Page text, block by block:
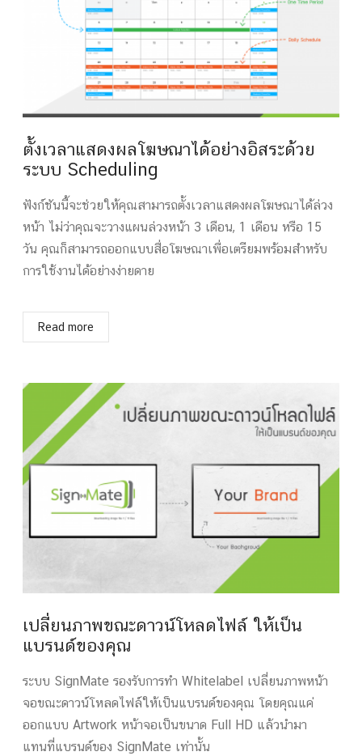
ตั้งเวลาแสดงผลโฆษณาได้อย่างอิสระด้วย
ระบบ Scheduling
ฟังก์ชันนี้จะช่วยให้คุณสามารถตั้งเวลาแสดงผลโฆษณาได้ล่วง
หน้า ไม่ว่าคุณจะวางแผนล่วงหน้า 3 เดือน, 1 เดือน หรือ 15
วัน คุณก็สามารถออกแบบสื่อโฆษณาเพื่อเตรียมพร้อมสำหรับ
การใช้งานได้อย่างง่ายดาย
Read more
เปลี่ยนภาพขณะดาวน์โหลดไฟล์ ให้เป็น
แบรนด์ของคุณ
ระบบ SignMate รองรับการทำ Whitelabel เปลี่ยนภาพหน้า
จอขณะดาวน์โหลดไฟล์ให้เป็นแบรนด์ของคุณ โดยคุณแค่
ออกแบบ Artwork หน้าจอเป็นขนาด Full HD แล้วนำมา
แทนที่แบรนด์ของ SignMate เท่านั้น